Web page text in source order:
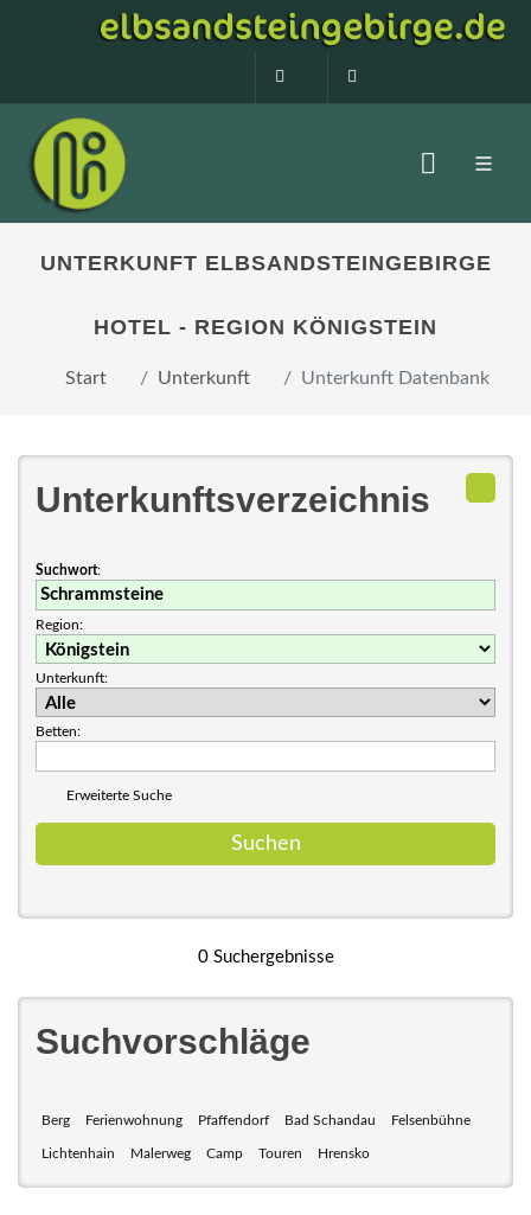
0160 99873408
UNTERKUNFT ELBSANDSTEINGEBIRGE
HOTEL - REGION KÖNIGSTEIN
Start Unterkunft Unterkunft Datenbank
Unterkunftsverzeichnis
Suchwort:
Region:
Unterkunft:
Betten:
Erweiterte Suche
0 Suchergebnisse
Suchvorschläge
Berg Ferienwohnung Pfaffendorf Bad Schandau Felsenbühne
Lichtenhain Malerweg Camp Touren Hrensko